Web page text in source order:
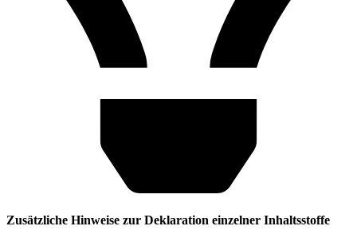
Zusätzliche Hinweise zur Deklaration einzelner Inhaltsstoffe